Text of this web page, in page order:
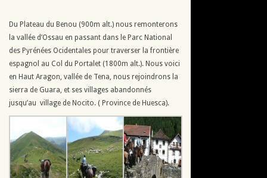
Du Plateau du Benou (900m alt.) nous remonterons
la vallée d’Ossau en passant dans le Parc National
des Pyrénées Ocidentales pour traverser la frontière
espagnol au Col du Portalet (1800m alt.). Nous voici
en Haut Aragon, vallée de Tena, nous rejoindrons la
sierra de Guara, et ses villages abandonnés
jusqu’au village de Nocito. ( Province de Huesca).